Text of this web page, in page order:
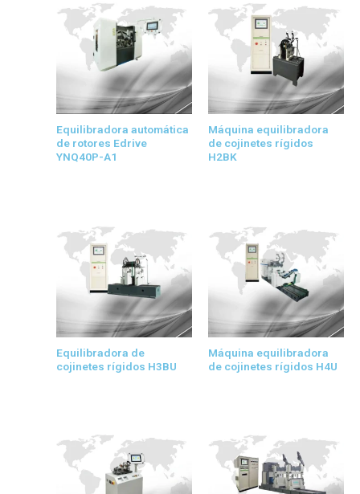
Equilibradora automática
de rotores Edrive
YNQ40P-A1
Máquina equilibradora
de cojinetes rígidos
H2BK
Equilibradora de
cojinetes rígidos H3BU
Máquina equilibradora
de cojinetes rígidos H4U